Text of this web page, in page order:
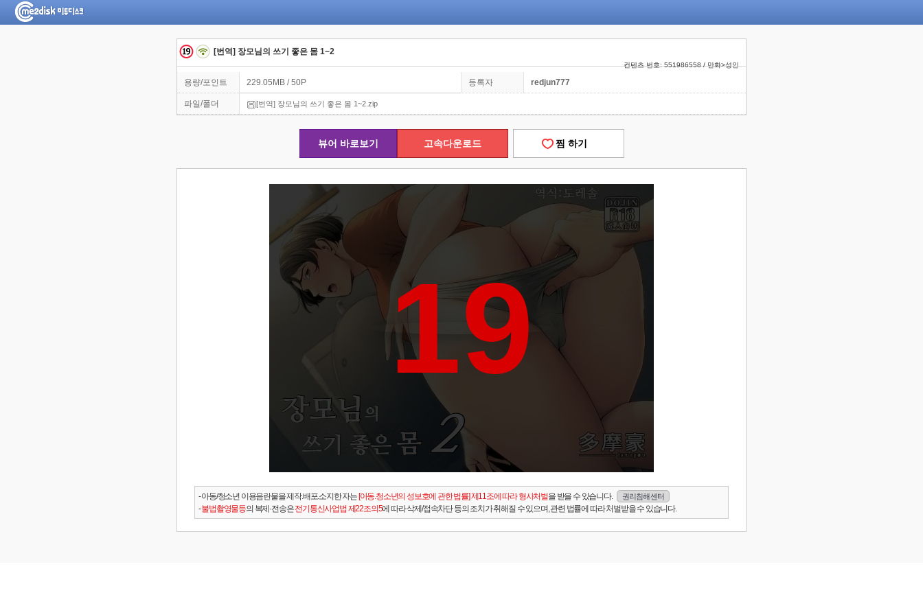
[번역] 장모님의 쓰기 좋은 몸 1~2
컨텐츠 번호: 551986558 / 만화>성인
용량/포인트 229.05MB / 50P 등록자 redjun777
파일/폴더 [번역] 장모님의 쓰기 좋은 몸 1~2.zip
뷰어 바로보기 고속다운로드 찜 하기
19
- 아동/청소년 이용음란물을 제작.배포.소지한 자는[아동.청소년의 성보호에 관한 법률] 제11조에 따라 형사처벌을 받을 수 있습니다. 권리침해 센터
-불법촬영물등의 복제·전송은전기통신사업법 제22조의5에 따라 삭제/접속차단 등의 조치가 취해질 수 있으며, 관련 법률에 따라 처벌받을 수 있습니다.